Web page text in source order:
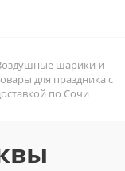
шарики и
для праздника с
по Сочи